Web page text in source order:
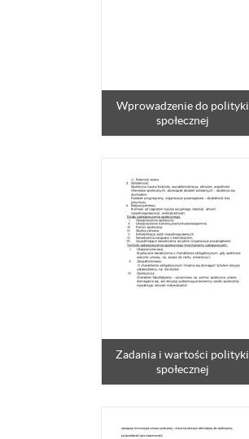
Wprowadzenie do polityki
społecznej
Zadania i wartości polityki
społecznej